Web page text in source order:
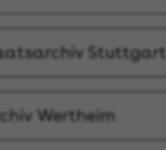
Stuttgart
Wertheim